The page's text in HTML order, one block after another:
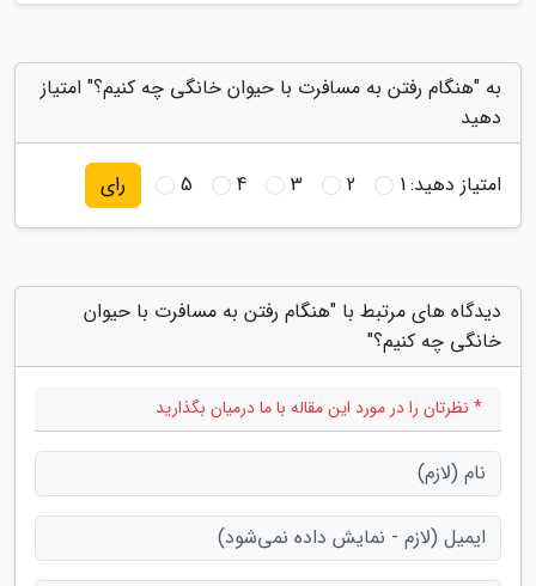
به "هنگام رفتن به مسافرت با حیوان خانگی چه کنیم؟" امتیاز
دهید
امتیاز دهید:1
2
3
4
5 رای
دیدگاه های مرتبط با "هنگام رفتن به مسافرت با حیوان
خانگی چه کنیم؟"
* نظرتان را در مورد این مقاله با ما درمیان بگذارید